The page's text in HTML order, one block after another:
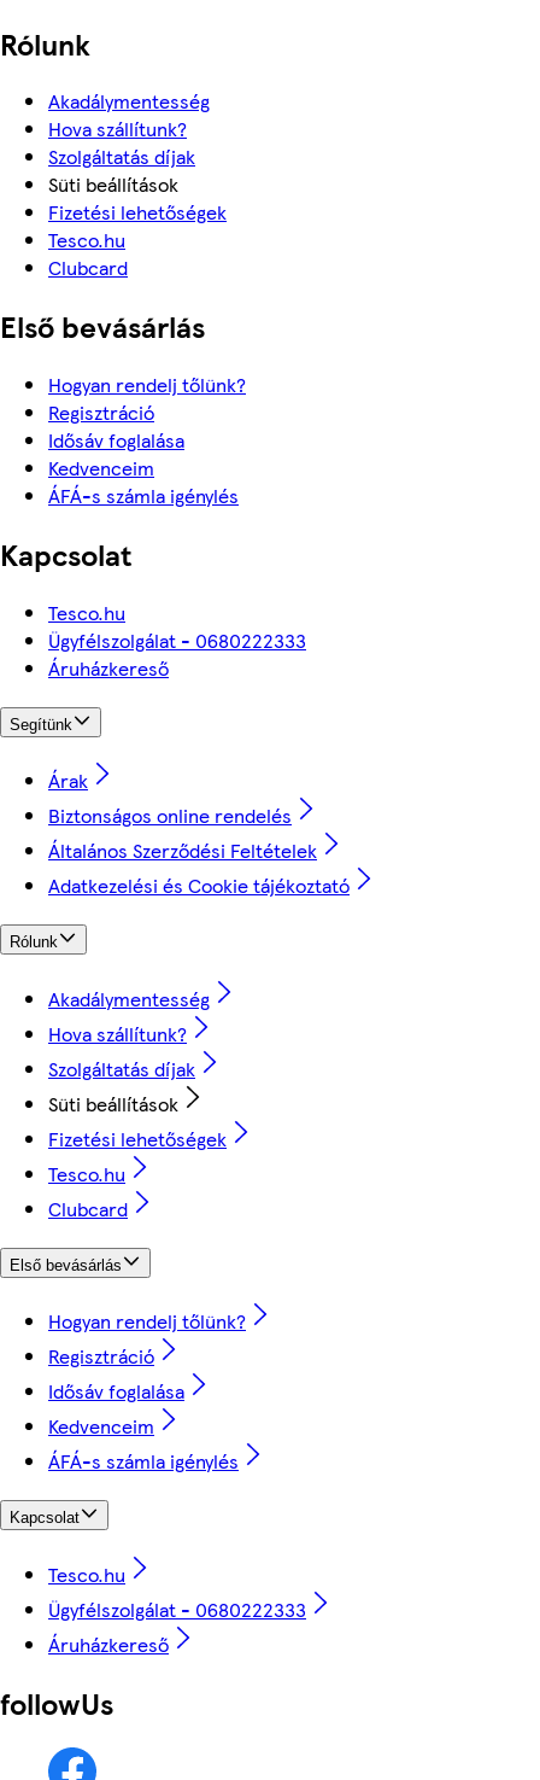
Rólunk
Akadálymentesség
Hova szállítunk?
Szolgáltatás díjak
Süti beállítások
Fizetési lehetőségek
Tesco.hu
Clubcard
Első bevásárlás
Hogyan rendelj tőlünk?
Regisztráció
Idősáv foglalása
Kedvenceim
ÁFÁ-s számla igénylés
Kapcsolat
Tesco.hu
Ügyfélszolgálat - 0680222333
Áruházkereső
Segítünk
Árak
Biztonságos online rendelés
Általános Szerződési Feltételek
Adatkezelési és Cookie tájékoztató
Rólunk
Akadálymentesség
Hova szállítunk?
Szolgáltatás díjak
Süti beállítások
Fizetési lehetőségek
Tesco.hu
Clubcard
Első bevásárlás
Hogyan rendelj tőlünk?
Regisztráció
Idősáv foglalása
Kedvenceim
ÁFÁ-s számla igénylés
Kapcsolat
Tesco.hu
Ügyfélszolgálat - 0680222333
Áruházkereső
followUs